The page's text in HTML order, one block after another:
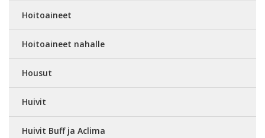
Hoitoaineet
Hoitoaineet nahalle
Housut
Huivit
Huivit Buff ja Aclima